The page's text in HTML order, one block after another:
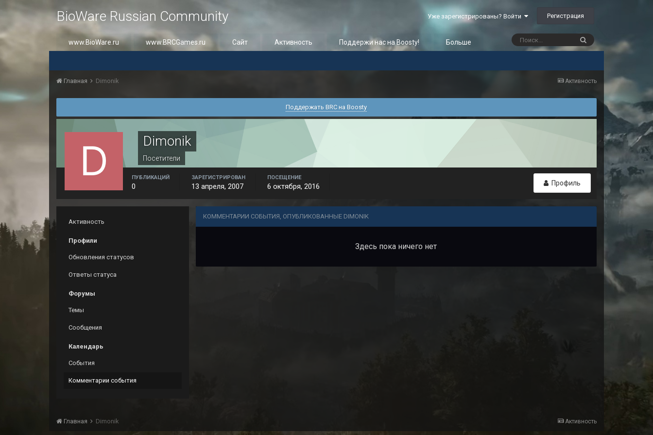
BioWare Russian Community Уже зарегистрированы? Войти Регистрация
www.BioWare.ru www.BRCGames.ru Сайт Активность Поддержи нас на Boosty! Больше
Активность
Главная Dimonik
Поддержать BRC на Boosty
Dimonik
Посетители
Профиль
ПУБЛИКАЦИЙ
0
ЗАРЕГИСТРИРОВАН
13 апреля, 2007
ПОСЕЩЕНИЕ
6 октября, 2016
Активность
Профили
Обновления статусов
Ответы статуса
Форумы
Темы
Сообщения
Календарь
События
Комментарии события
КОММЕНТАРИИ СОБЫТИЯ, ОПУБЛИКОВАННЫЕ DIMONIK
Здесь пока ничего нет
Активность
Главная Dimonik